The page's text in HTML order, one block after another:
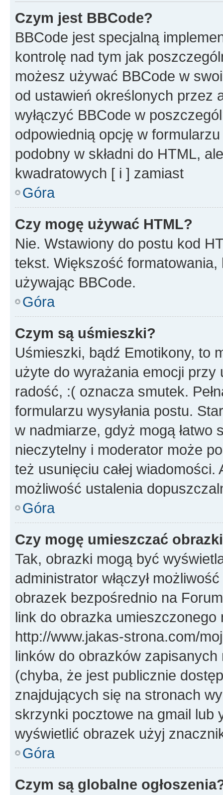
Czym jest BBCode?
BBCode jest specjalną
kontrolę nad tym jak
możesz używać BBCode w
od ustawień określonych przez
wyłączyć BBCode w
odpowiednią opcję w
podobny w składni do HTML,
kwadratowych [ i ] zamiast
Góra
Czy mogę używać HTML?
Nie. Wstawiony do postu kod
tekst. Większość
używając BBCode.
Góra
Czym są uśmieszki?
Uśmieszki, bądź Emotikony, to
użyte do wyrażania emocji
radość, :( oznacza smutek.
formularzu wysyłania postu.
w nadmiarze, gdyż mogą
nieczytelny i moderator może
też usunięciu całej
możliwość ustalenia
Góra
Czy mogę umieszczać
Tak, obrazki mogą być
administrator włączył
obrazek bezpośrednio na
link do obrazka
http://www.jakas-strona.com/
linków do obrazków
(chyba, że jest publicznie
znajdujących się na stronach
skrzynki pocztowe na gmail lub
wyświetlić obrazek użyj
Góra
Czym są globalne